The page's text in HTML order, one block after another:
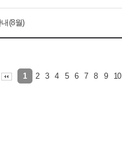
(8월)
1 2 3 4 5 6 7 8 9 10